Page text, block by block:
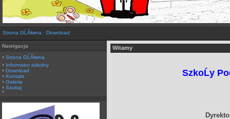
Strona GĹĂłwna · Download
Nawigacja
Strona GĹĂłwna
Informator szkolny
Download
Kontakt
Galeria
Szukaj
Witamy
SzkoĹy